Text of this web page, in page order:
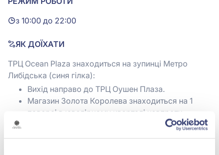
з 10:00 до 22:00
ЯК ДОЇХАТИ
ТРЦ Ocean Plaza знаходиться на зупинці Метро
Либідська (синя гілка):
Вихід направо до ТРЦ Оушен Плаза.
Магазин Золота Королева знаходиться на 1
поверсі в ювелірному кварталі навпроти